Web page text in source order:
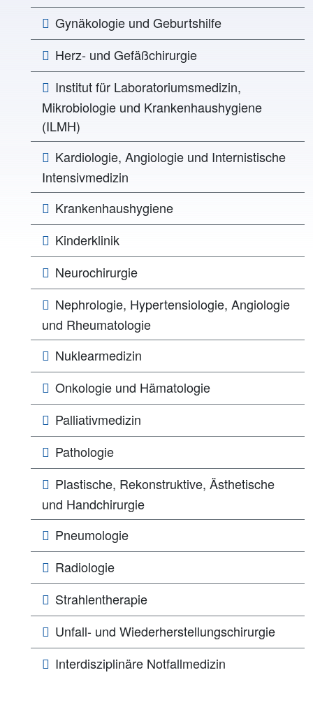
Gynäkologie und Geburtshilfe
Herz- und Gefäßchirurgie
Institut für Laboratoriumsmedizin,
Mikrobiologie und Krankenhaushygiene
(ILMH)
Kardiologie, Angiologie und Internistische
Intensivmedizin
Krankenhaushygiene
Kinderklinik
Neurochirurgie
Nephrologie, Hypertensiologie, Angiologie
und Rheumatologie
Nuklearmedizin
Onkologie und Hämatologie
Palliativmedizin
Pathologie
Plastische, Rekonstruktive, Ästhetische
und Handchirurgie
Pneumologie
Radiologie
Strahlentherapie
Unfall- und Wiederherstellungschirurgie
Interdisziplinäre Notfallmedizin